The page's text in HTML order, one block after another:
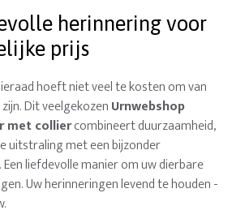
herinnering voor
prijs
hoeft niet veel te kosten om van
Dit veelgekozenUrnwebshop
met colliercombineert duurzaamheid,
uitstraling met een bijzonder
liefdevolle manier om uw dierbare
Uw herinneringen levend te houden -